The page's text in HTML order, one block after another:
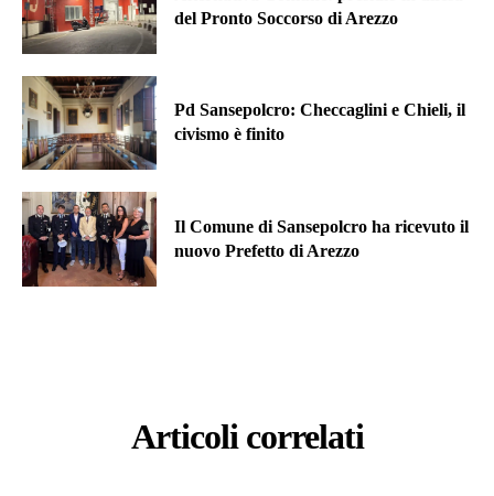
del Pronto Soccorso di Arezzo
Pd Sansepolcro: Checcaglini e Chieli, il
civismo è finito
Il Comune di Sansepolcro ha ricevuto il
nuovo Prefetto di Arezzo
Articoli correlati